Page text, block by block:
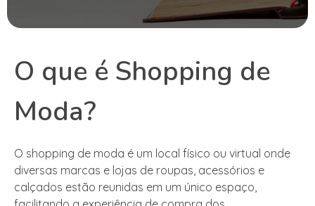
O que é Shopping de
Moda?
O shopping de moda é um local físico ou virtual onde
diversas marcas e lojas de roupas, acessórios e
calçados estão reunidas em um único espaço,